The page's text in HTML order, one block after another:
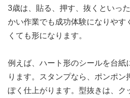
3歳は、貼る、押す、抜くといっ
かい作業でも成功体験になりやす
くても形になります。
例えば、ハート形のシールを台紙
ります。スタンプなら、ポンポン
ぽく仕上がります。型抜きは、ク